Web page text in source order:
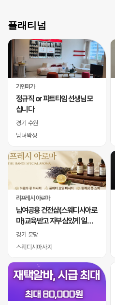
플래티넘
가인미가
정규직 or 파트타임 선생님 모
십니다
경기 수원
남녀왁싱
리프레시 아로마
남여공용 건전샵(스웨디시아로
마)교육받고 자부심있게 일하
실 바디테라피사 모십니다
경기 분당
스웨디시마사지